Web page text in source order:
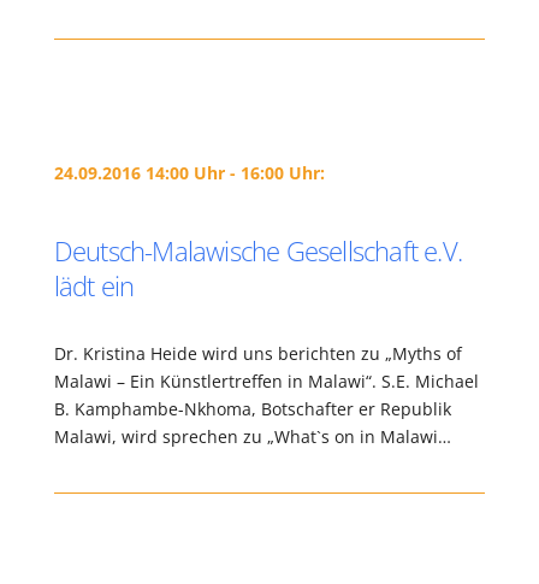
24.09.2016 14:00 Uhr - 16:00 Uhr:
Deutsch-Malawische Gesellschaft e.V.
lädt ein
Dr. Kristina Heide wird uns berichten zu „Myths of
Malawi – Ein Künstlertreffen in Malawi“. S.E. Michael
B. Kamphambe-Nkhoma, Botschafter er Republik
Malawi, wird sprechen zu „What`s on in Malawi…